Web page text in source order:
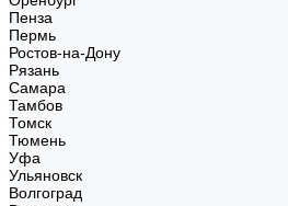
Пенза
Пермь
Ростов-на-Дону
Рязань
Самара
Тамбов
Томск
Тюмень
Уфа
Ульяновск
Волгоград